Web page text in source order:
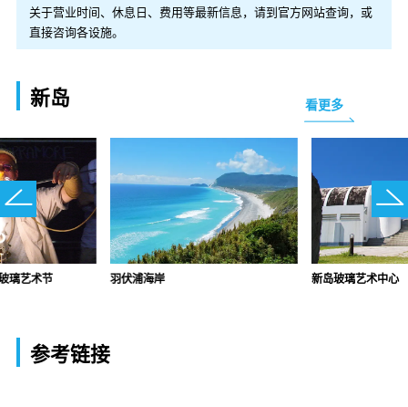
关于营业时间、休息日、费用等最新信息，请到官方网站查询，或
直接咨询各设施。
新岛 看更多
璃艺术节 羽伏浦海岸 新岛玻璃艺术中心
参考链接